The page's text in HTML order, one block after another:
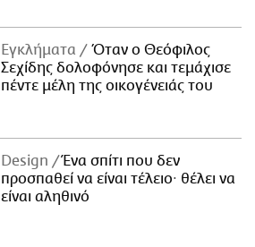
Εγκλήματα
Όταν ο Θεόφιλος
Σεχίδης δολοφόνησε και τεμάχισε
πέντε μέλη της οικογένειάς του
Design
Ένα σπίτι που δεν
προσπαθεί να είναι τέλειο· θέλει να
είναι αληθινό